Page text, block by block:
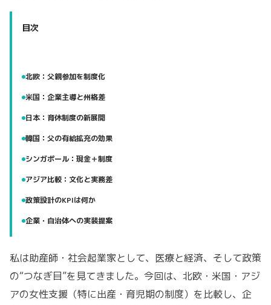
目次
北欧：父親参加を制度化
米国：企業主導と州格差
日本：育休制度の新展開
韓国：父の有給拡充の効果
シンガポール：現金＋制度
アジア比較：文化と実務差
政策設計のKPIは何か
企業・自治体への実装提案
私は助産師・社会起業家として、医療と経済、そして政策
の“つなぎ目”を見てきました。今回は、北欧・米国・アジ
アの女性支援（特に出産・育児期の制度）を比較し、企